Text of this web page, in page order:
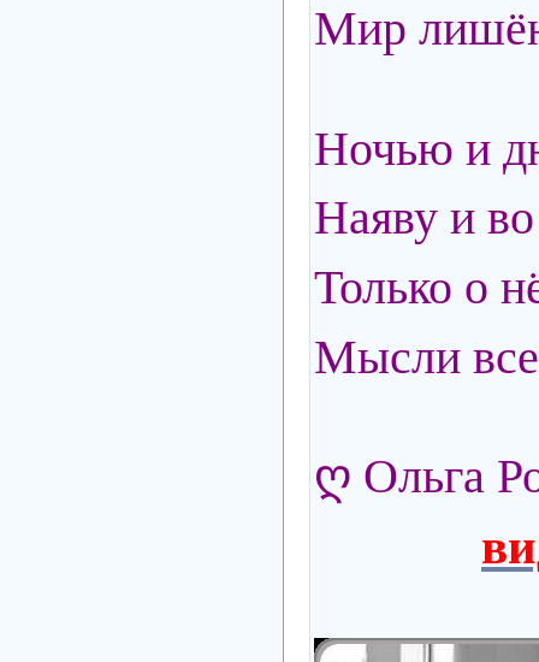
Мир
Ночью и
Наяву и
Только о
Мысли
ღ Ольга